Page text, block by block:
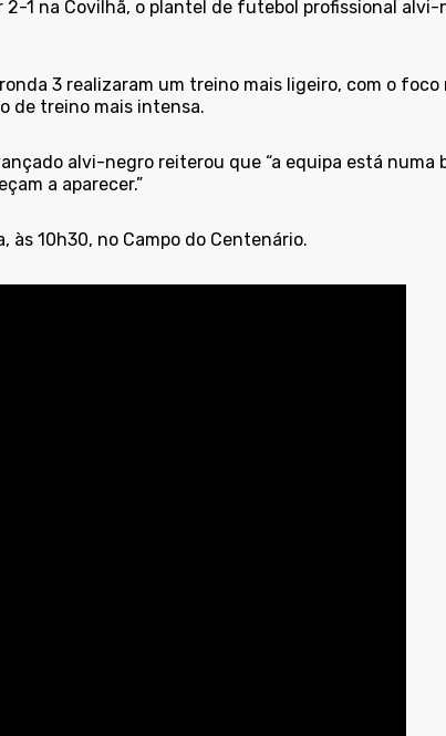
1 na Covilhã, o plantel de futebol profissional alvi-
3 realizaram um treino mais ligeiro, com o foco
de treino mais intensa.
alvi-negro reiterou que “a equipa está numa
a aparecer.”
10h30, no Campo do Centenário.